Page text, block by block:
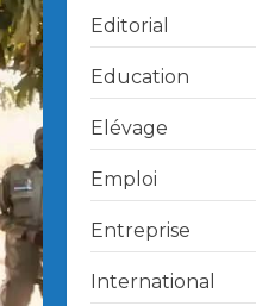
Editorial
Education
Elévage
Emploi
Entreprise
International